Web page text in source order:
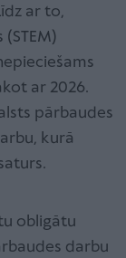
ar to,
ar 2026.
pārbaudes
kurā
obligātu
darbu